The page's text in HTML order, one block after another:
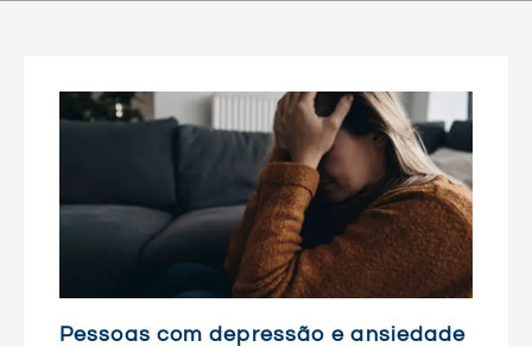
Pessoas com depressão e ansiedade